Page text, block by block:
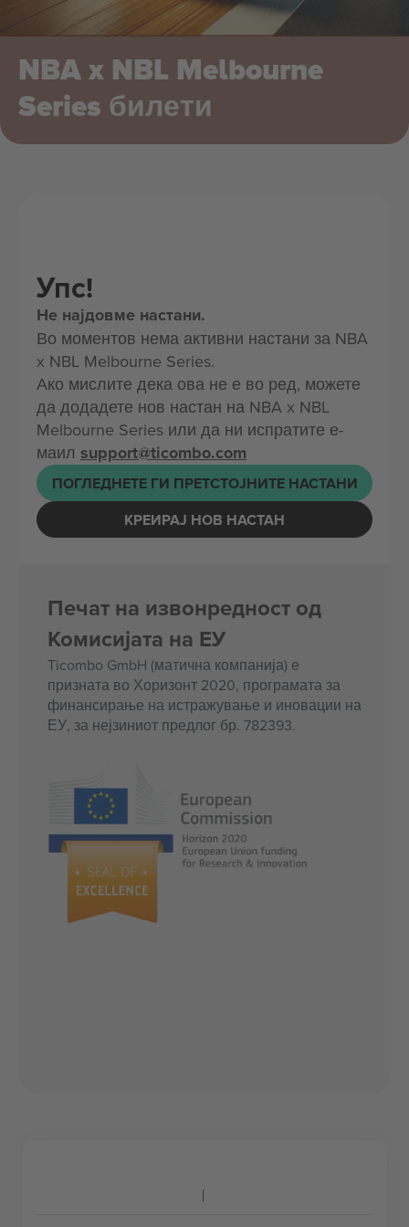
NBA x NBL Melbourne
Series билети
Упс!
Не најдовме настани.
Во моментов нема активни настани за NBA
x NBL Melbourne Series.
Ако мислите дека ова не е во ред, можете
да додадете нов настан на NBA x NBL
Melbourne Series или да ни испратите е-
маил support@ticombo.com
ПОГЛЕДНЕТЕ ГИ ПРЕТСТОЈНИТЕ НАСТАНИ
КРЕИРАЈ НОВ НАСТАН
Печат на извонредност од
Комисијата на ЕУ
Ticombo GmbH (матична компанија) е
призната во Хоризонт 2020, програмата за
финансирање на истражување и иновации на
ЕУ, за нејзиниот предлог бр. 782393.